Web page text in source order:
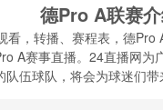
德Pro A联赛
，转播、赛程表，德
A赛事直播。24直播网
伍球队，将会为球迷们带